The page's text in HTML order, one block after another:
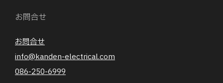
お問合せ
お問合せ
info@kanden-electrical.com
086-250-6999